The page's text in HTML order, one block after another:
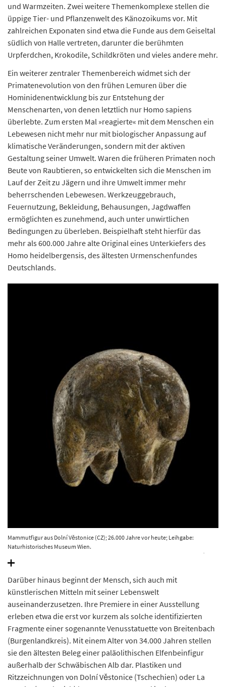
und Warmzeiten. Zwei weitere Themenkomplexe stellen die
üppige Tier- und Pflanzenwelt des Känozoikums vor. Mit
zahlreichen Exponaten sind etwa die Funde aus dem Geiseltal
südlich von Halle vertreten, darunter die berühmten
Urpferdchen, Krokodile, Schildkröten und vieles andere mehr.
Ein weiterer zentraler Themenbereich widmet sich der
Primatenevolution von den frühen Lemuren über die
Hominidenentwicklung bis zur Entstehung der
Menschenarten, von denen letztlich nur Homo sapiens
überlebte. Zum ersten Mal »reagierte« mit dem Menschen ein
Lebewesen nicht mehr nur mit biologischer Anpassung auf
klimatische Veränderungen, sondern mit der aktiven
Gestaltung seiner Umwelt. Waren die früheren Primaten noch
Beute von Raubtieren, so entwickelten sich die Menschen im
Lauf der Zeit zu Jägern und ihre Umwelt immer mehr
beherrschenden Lebewesen. Werkzeuggebrauch,
Feuernutzung, Bekleidung, Behausungen, Jagdwaffen
ermöglichten es zunehmend, auch unter unwirtlichen
Bedingungen zu überleben. Beispielhaft steht hierfür das
mehr als 600.000 Jahre alte Original eines Unterkiefers des
Homo heidelbergensis, des ältesten Urmenschenfundes
Deutschlands.
Mammutfigur aus Dolní Věstonice (CZ); 26.000 Jahre vor heute; Leihgabe:
Naturhistorisches Museum Wien.
© Landesamt für Denkmalpflege und Archäologie Sachsen-Anhalt, Juraj Lipták.
Darüber hinaus beginnt der Mensch, sich auch mit
künstlerischen Mitteln mit seiner Lebenswelt
auseinanderzusetzen. Ihre Premiere in einer Ausstellung
erleben etwa die erst vor kurzem als solche identifizierten
Fragmente einer sogenannte Venusstatuette von Breitenbach
(Burgenlandkreis). Mit einem Alter von 34.000 Jahren stellen
sie den ältesten Beleg einer paläolithischen Elfenbeinfigur
außerhalb der Schwäbischen Alb dar. Plastiken und
Ritzzeichnungen von Dolní Věstonice (Tschechien) oder La